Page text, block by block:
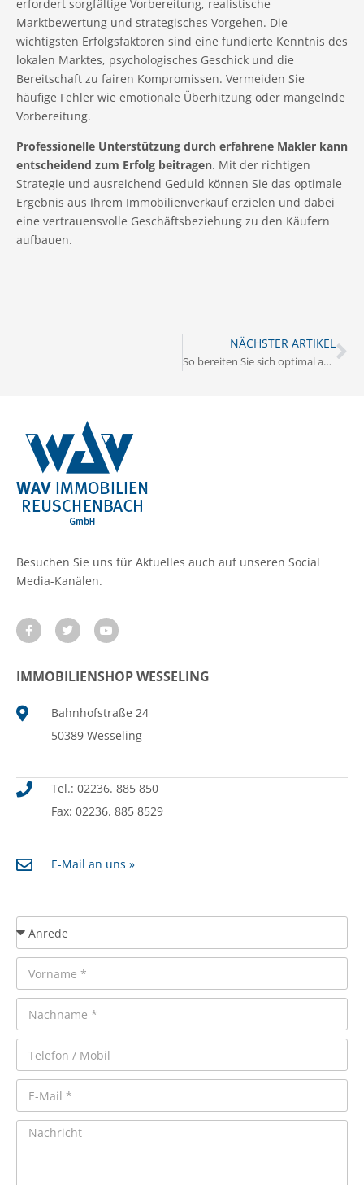
erfordert sorgfältige Vorbereitung, realistische
Marktbewertung und strategisches Vorgehen. Die
wichtigsten Erfolgsfaktoren sind eine fundierte Kenntnis des
lokalen Marktes, psychologisches Geschick und die
Bereitschaft zu fairen Kompromissen. Vermeiden Sie
häufige Fehler wie emotionale Überhitzung oder mangelnde
Vorbereitung.
Professionelle Unterstützung durch erfahrene Makler kann
entscheidend zum Erfolg beitragen. Mit der richtigen
Strategie und ausreichend Geduld können Sie das optimale
Ergebnis aus Ihrem Immobilienverkauf erzielen und dabei
eine vertrauensvolle Geschäftsbeziehung zu den Käufern
aufbauen.
NÄCHSTER ARTIKEL
So bereiten Sie sich optimal auf eine Kaufpreisverhandlung vor
Besuchen Sie uns für Aktuelles auch auf unseren Social
Media-Kanälen.
IMMOBILIENSHOP WESSELING
Bahnhofstraße 24
50389 Wesseling
Tel.: 02236. 885 850
Fax: 02236. 885 8529
E-Mail an uns »